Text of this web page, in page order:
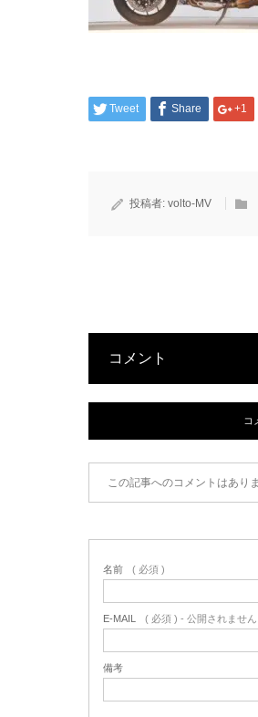
Tweet Share +1
投稿者: volto-MV
コメント
コ
この記事へのコメントはあり
名前 ( 必須 )
E-MAIL ( 必須 ) - 公開されません
備考